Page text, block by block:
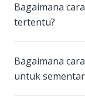
Bagaimana
tertentu?
Bagaimana
untuk